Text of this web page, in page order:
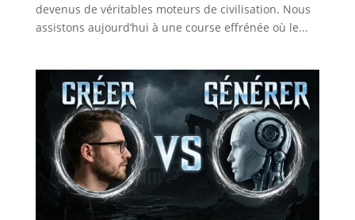
devenus de véritables moteurs de civilisation. Nous
assistons aujourd’hui à une course effrénée où le...